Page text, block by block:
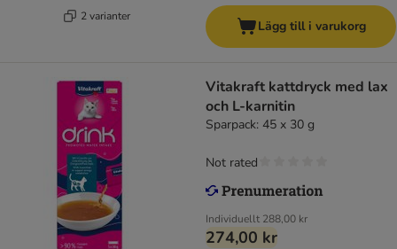
2 varianter
Lägg till i varukorg
Vitakraft kattdryck med lax
och L-karnitin
Sparpack: 45 x 30 g
Individuellt 288,00 kr
274,00 kr
Not rated